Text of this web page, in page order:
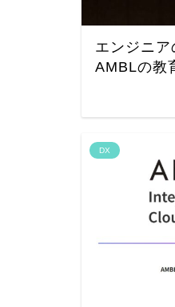
エンジニア
AMBLの教
DX